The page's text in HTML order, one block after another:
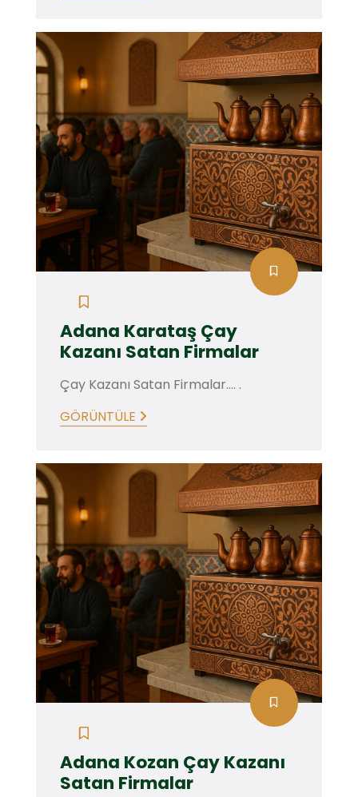
Adana Karataş Çay
Kazanı Satan Firmalar
Çay Kazanı Satan Firmalar.... .
GÖRÜNTÜLE
Adana Kozan Çay Kazanı
Satan Firmalar